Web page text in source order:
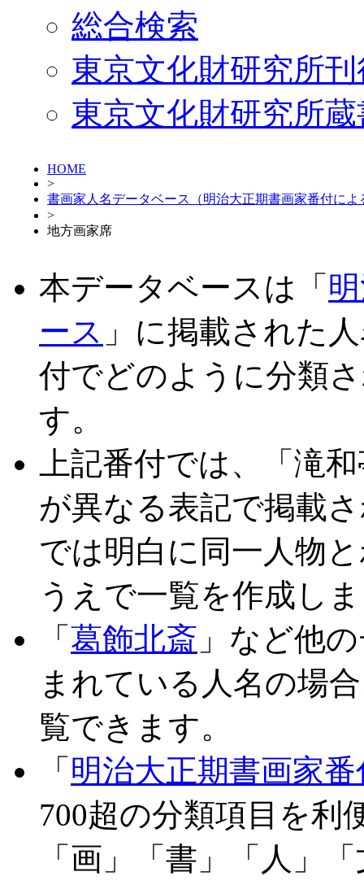
総合検索
東京文化財研究所
東京文化財研究所
HOME
>
書画家人名データベース（明治大正期書画家番付によ
>
地方画家席
本データベースは「
ース 」に掲載された
付でどのように分類
す。
上記番付では、「滝
が異なる表記で掲載
では明白に同一人物
うえで一覧を作成し
「 葛飾北斎 」など他
まれている人名の場
覧できます。
「 明治大正期書画家
700超の分類項目を利
「画」「書」「人」